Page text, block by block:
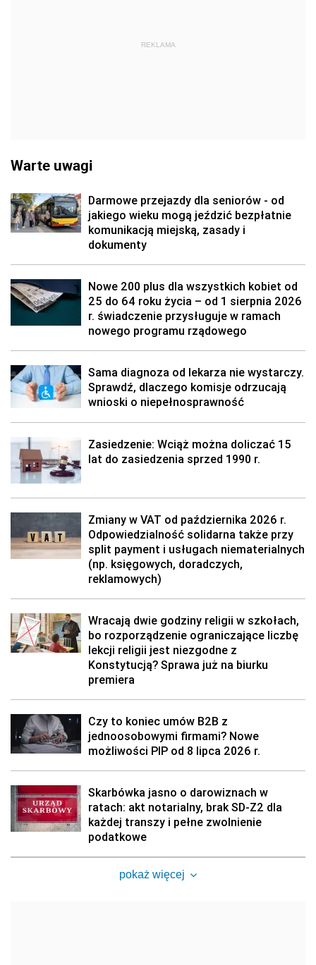
REKLAMA
Warte uwagi
Darmowe przejazdy dla seniorów - od
jakiego wieku mogą jeździć bezpłatnie
komunikacją miejską, zasady i
dokumenty
Nowe 200 plus dla wszystkich kobiet od
25 do 64 roku życia – od 1 sierpnia 2026
r. świadczenie przysługuje w ramach
nowego programu rządowego
Sama diagnoza od lekarza nie wystarczy.
Sprawdź, dlaczego komisje odrzucają
wnioski o niepełnosprawność
Zasiedzenie: Wciąż można doliczać 15
lat do zasiedzenia sprzed 1990 r.
Zmiany w VAT od października 2026 r.
Odpowiedzialność solidarna także przy
split payment i usługach niematerialnych
(np. księgowych, doradczych,
reklamowych)
Wracają dwie godziny religii w szkołach,
bo rozporządzenie ograniczające liczbę
lekcji religii jest niezgodne z
Konstytucją? Sprawa już na biurku
premiera
Czy to koniec umów B2B z
jednoosobowymi firmami? Nowe
możliwości PIP od 8 lipca 2026 r.
Skarbówka jasno o darowiznach w
ratach: akt notarialny, brak SD-Z2 dla
każdej transzy i pełne zwolnienie
podatkowe
pokaż więcej